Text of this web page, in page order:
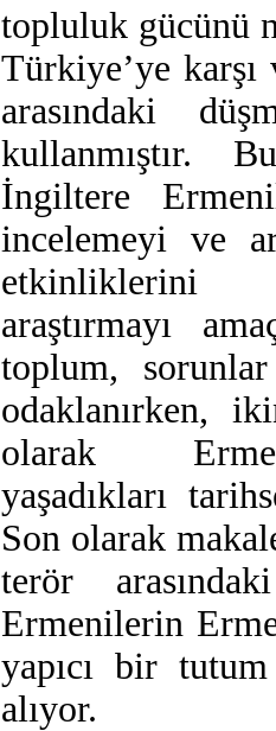
topluluk gücünü
Türkiye’ye
arasındaki
kullanmıştır.
İngiltere
incelemeyi ve
etkinliklerini
araştırmayı
toplum,
odaklanırken,
olarak
yaşadıkları
Son olarak
terör
Ermenilerin
yapıcı bir
alıyor.